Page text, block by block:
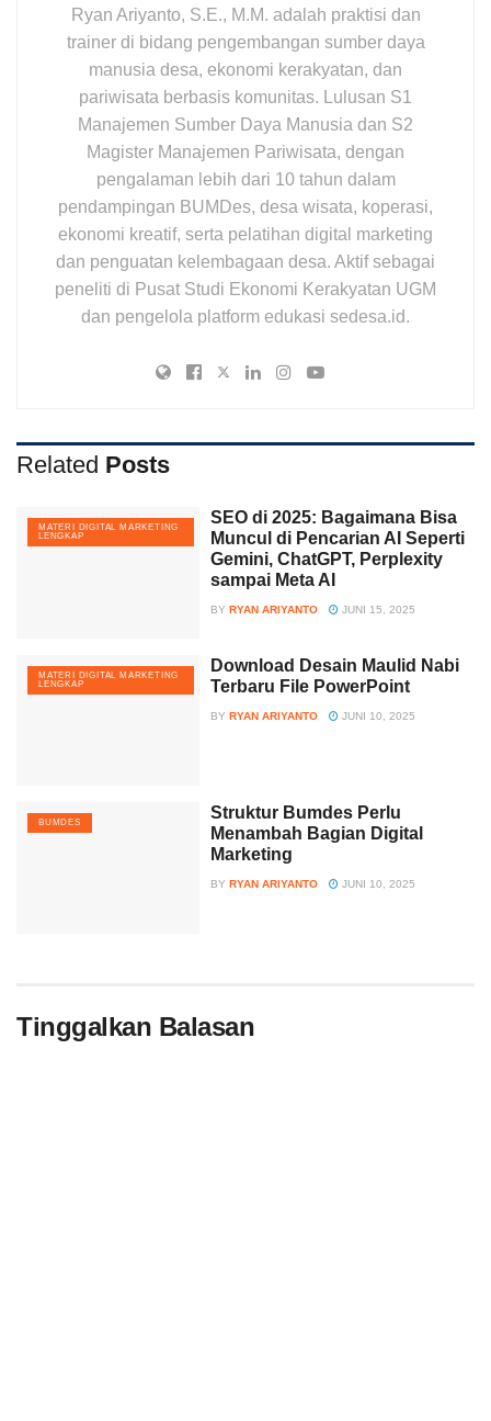
Ryan Ariyanto, S.E., M.M. adalah praktisi dan
trainer di bidang pengembangan sumber daya
manusia desa, ekonomi kerakyatan, dan
pariwisata berbasis komunitas. Lulusan S1
Manajemen Sumber Daya Manusia dan S2
Magister Manajemen Pariwisata, dengan
pengalaman lebih dari 10 tahun dalam
pendampingan BUMDes, desa wisata, koperasi,
ekonomi kreatif, serta pelatihan digital marketing
dan penguatan kelembagaan desa. Aktif sebagai
peneliti di Pusat Studi Ekonomi Kerakyatan UGM
dan pengelola platform edukasi sedesa.id.
Related Posts
MATERI DIGITAL MARKETING
LENGKAP
SEO di 2025: Bagaimana Bisa
Muncul di Pencarian AI Seperti
Gemini, ChatGPT, Perplexity
sampai Meta AI
BY RYAN ARIYANTO JUNI 15, 2025
MATERI DIGITAL MARKETING
LENGKAP
Download Desain Maulid Nabi
Terbaru File PowerPoint
BY RYAN ARIYANTO JUNI 10, 2025
BUMDES
Struktur Bumdes Perlu
Menambah Bagian Digital
Marketing
BY RYAN ARIYANTO JUNI 10, 2025
Tinggalkan Balasan